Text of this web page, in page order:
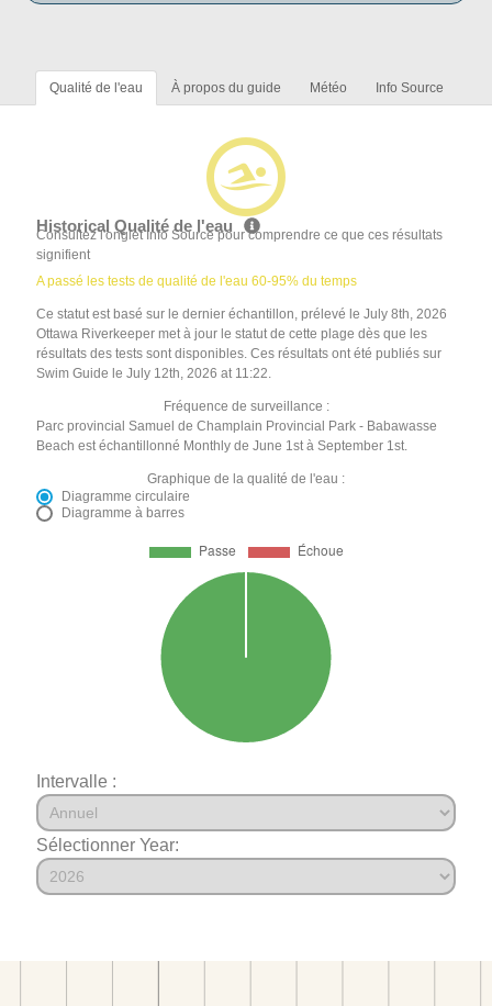
Qualité de l'eau À propos du guide Météo Info Source
Historical Qualité de l'eau
Consultez l'onglet Info Source pour comprendre ce que ces résultats
signifient
A passé les tests de qualité de l'eau 60-95% du temps
Ce statut est basé sur le dernier échantillon, prélevé le July 8th, 2026
Ottawa Riverkeeper met à jour le statut de cette plage dès que les
résultats des tests sont disponibles. Ces résultats ont été publiés sur
Swim Guide le July 12th, 2026 at 11:22.
Fréquence de surveillance :
Parc provincial Samuel de Champlain Provincial Park - Babawasse
Beach est échantillonné Monthly de June 1st à September 1st.
Graphique de la qualité de l'eau :
Diagramme circulaire
Diagramme à barres
Intervalle :
Sélectionner Year: